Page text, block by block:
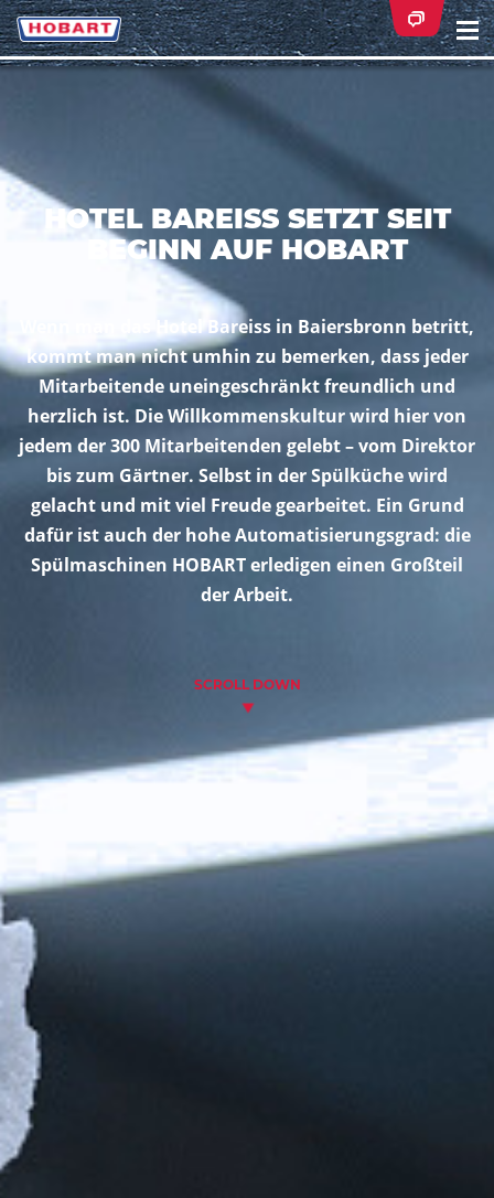
HOTEL BAREISS SETZT SEIT
BEGINN AUF HOBART
Wenn man das Hotel Bareiss in Baiersbronn betritt,
kommt man nicht umhin zu bemerken, dass jeder
Mitarbeitende uneingeschränkt freundlich und
herzlich ist. Die Willkommenskultur wird hier von
jedem der 300 Mitarbeitenden gelebt – vom Direktor
bis zum Gärtner. Selbst in der Spülküche wird
gelacht und mit viel Freude gearbeitet. Ein Grund
dafür ist auch der hohe Automatisierungsgrad: die
Spülmaschinen HOBART erledigen einen Großteil
der Arbeit.
SCROLL DOWN